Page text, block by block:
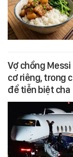
Vợ chồng
cơ riêng, trong
để tiễn biệt cha